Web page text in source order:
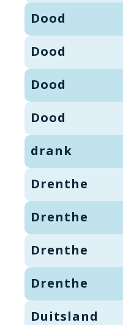
Dood
Dood
Dood
Dood
drank
Drenthe
Drenthe
Drenthe
Drenthe
Duitsland